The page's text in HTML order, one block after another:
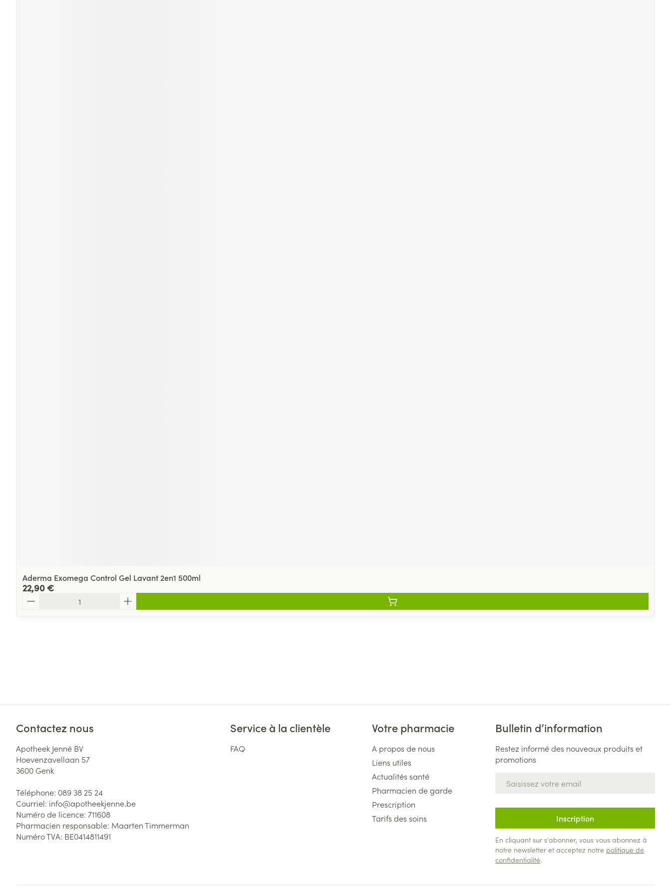
Aderma Exomega Control Gel Lavant 2en1 500ml
22,90 €
Contactez nous
Apotheek Jenné BV
Hoevenzavellaan 57
3600 Genk
Téléphone: 089 38 25 24
Courriel: info@apotheekjenne.be
Numéro de licence: 711608
Pharmacien responsable: Maarten Timmerman
Numéro TVA: BE0414811491
Service à la clientèle
FAQ
Votre pharmacie
A propos de nous
Liens utiles
Actualités santé
Pharmacien de garde
Prescription
Tarifs des soins
Bulletin d’information
Restez informé des nouveaux produits et
promotions
Inscription
En cliquant sur s'abonner, vous vous abonnez à
notre newsletter et acceptez notre politique de
confidentialité.